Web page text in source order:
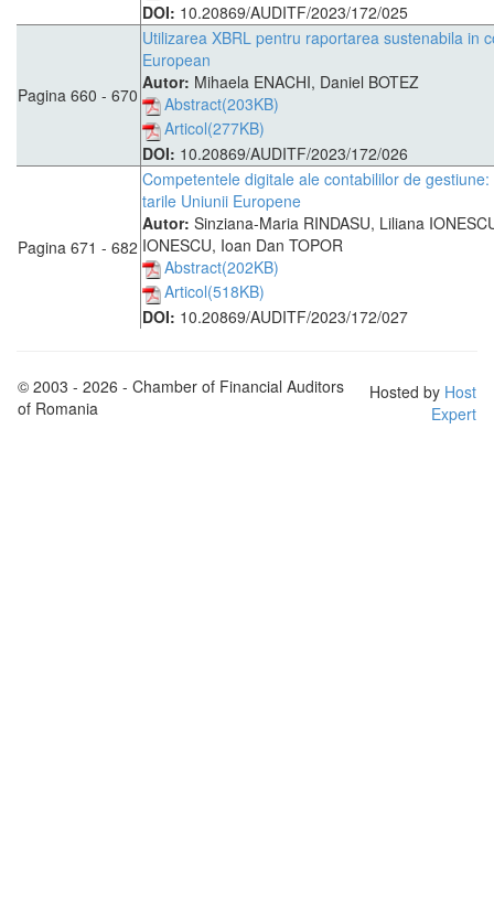
DOI: 10.20869/AUDITF/2023/172/025
Pagina 660 - 670
Utilizarea XBRL pentru raportarea sustenabila in
European
Autor: Mihaela ENACHI, Daniel BOTEZ
Abstract(203KB)
Articol(277KB)
DOI: 10.20869/AUDITF/2023/172/026
Pagina 671 - 682
Competentele digitale ale contabililor de
tarile Uniunii Europene
Autor: Sinziana-Maria RINDASU, Liliana
IONESCU, Ioan Dan TOPOR
Abstract(202KB)
Articol(518KB)
DOI: 10.20869/AUDITF/2023/172/027
© 2003 - 2026 - Chamber of Financial Auditors
of Romania
Hosted by Host
Expert